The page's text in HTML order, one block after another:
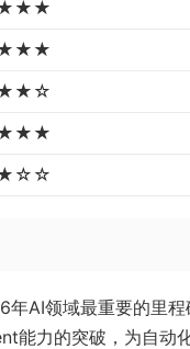
AI领域最重要的里
能力的突破，为自动